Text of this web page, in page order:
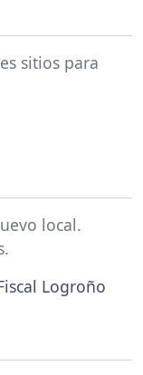
sitios para
local.
Logroño